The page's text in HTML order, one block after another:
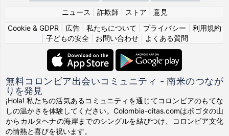
ニュース 詐欺師 ストア
意見
Cookie & GDPR
広告 私たちについて プライバシー
利用規約
子どもの安全| お問い合わせ| よくある質問
無料コロンビア出会いコミュニティ - 南米のつなが
りを発見
¡Hola! 私たちの活気あるコミュニティを通じてコロンビアのもてな
しの温かさを体験してください。Colombia-citas.comはボゴタの山
からカルタヘナの海岸までのシングルを結びつけ、コロンビア文化
の情熱と喜びを祝います。